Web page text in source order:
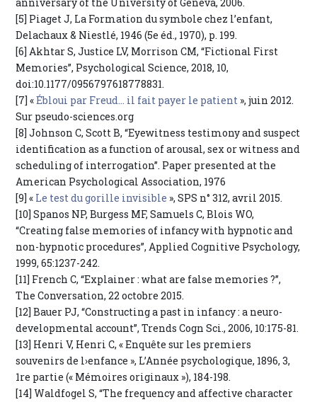
[5] Piaget J, La Formation du symbole chez l’enfant,
Delachaux & Niestlé, 1946 (5e éd., 1970), p. 199.
[6] Akhtar S, Justice LV, Morrison CM, “Fictional First
Memories”, Psychological Science, 2018, 10,
doi:10.1177/0956797618778831.
[7] «Ébloui par Freud… il fait payer le patient », juin 2012.
Sur pseudo-sciences.org
[8] Johnson C, Scott B, “Eyewitness testimony and suspect
identification as a function of arousal, sex or witness and
scheduling of interrogation”. Paper presented at the
American Psychological Association, 1976
[9] « Le test du gorille invisible », SPS n° 312, avril 2015.
[10] Spanos NP, Burgess MF, Samuels C, Blois WO,
“Creating false memories of infancy with hypnotic and
non-hypnotic procedures”, Applied Cognitive Psychology,
1999, 65:1237-242.
[11] French C, “Explainer : what are false memories ?”,
The Conversation, 22 octobre 2015.
[12] Bauer PJ, “Constructing a past in infancy : a neuro-
developmental account”, Trends Cogn Sci., 2006, 10:175-81.
[13] Henri V, Henri C, « Enquête sur les premiers
souvenirs de l›enfance », L’Année psychologique, 1896, 3,
1re partie (« Mémoires originaux »), 184-198.
[14] Waldfogel S, “The frequency and affective character